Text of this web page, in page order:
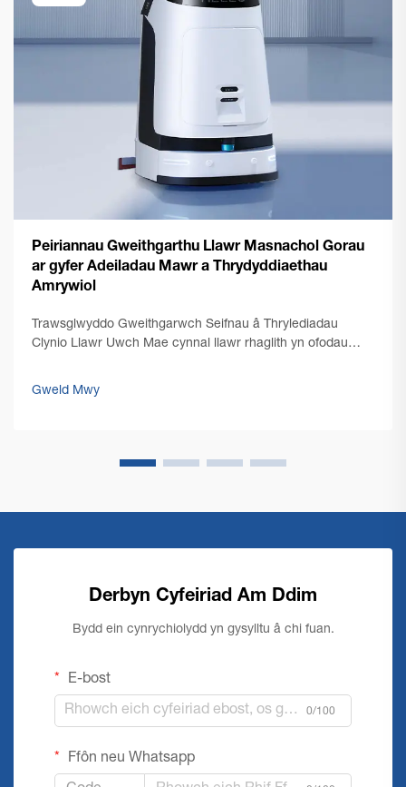
Peiriannau Gweithgarthu Llawr Masnachol Gorau
ar gyfer Adeiladau Mawr a Thrydyddiaethau
Amrywiol
Trawsglwyddo Gweithgarwch Seifnau â Thrylediadau
Clynio Llawr Uwch Mae cynnal llawr rhaglith yn ofodau
datrysiadau cryf a effeithiol. Mae peiriant glanhau llawr
Gweld Mwy
Derbyn Cyfeiriad Am Ddim
Bydd ein cynrychiolydd yn gysylltu â chi fuan.
E-bost
0/100
Ffôn neu Whatsapp